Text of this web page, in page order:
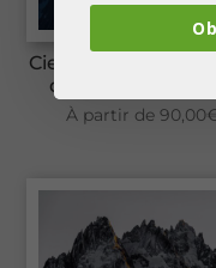
Ciel embrasé au
de l’Aiguille du
À partir de90,00